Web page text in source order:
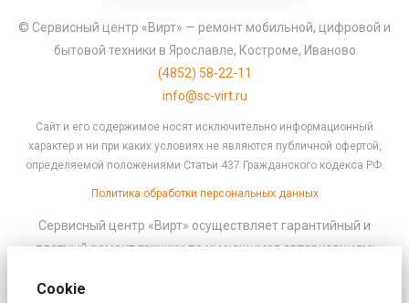
© Сервисный центр «Вирт» — ремонт мобильной, цифровой и
бытовой техники в Ярославле, Костроме, Иваново
(4852) 58-22-11
info@sc-virt.ru
Сайт и его содержимое носят исключительно информационный
характер и ни при каких условиях не являются публичной офертой,
определяемой положениями Статьи 437 Гражданского кодекса РФ.
Политика обработки персональных данных
Сервисный центр «Вирт» осуществляет гарантийный и
платный ремонт техники по имеющимся авторизациям:
Cookie